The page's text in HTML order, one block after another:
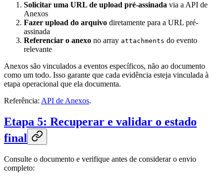
Solicitar uma URL de upload pré-assinada via a API de
Anexos
Fazer upload do arquivo diretamente para a URL pré-
assinada
Referenciar o anexo no array attachments do evento
relevante
Anexos são vinculados a eventos específicos, não ao documento
como um todo. Isso garante que cada evidência esteja vinculada à
etapa operacional que ela documenta.
Referência: API de Anexos.
Etapa 5: Recuperar e validar o estado
final
Consulte o documento e verifique antes de considerar o envio
completo: